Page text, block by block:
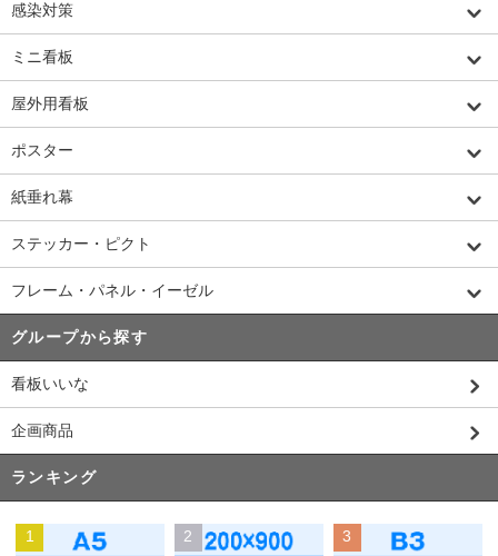
感染対策
ミニ看板
屋外用看板
ポスター
紙垂れ幕
ステッカー・ピクト
フレーム・パネル・イーゼル
グループから探す
看板いいな
企画商品
ランキング
1 2 3